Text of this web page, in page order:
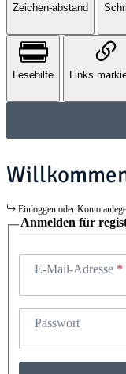
Zeichen-abstand
Lesehilfe Links
Einloggen oder Konto
Anmelden für
E-Mail-Adresse
Passwort